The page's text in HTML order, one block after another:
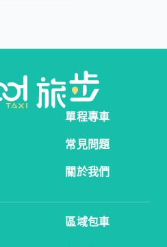
單程專車
常見問題
關於我們
區域包車